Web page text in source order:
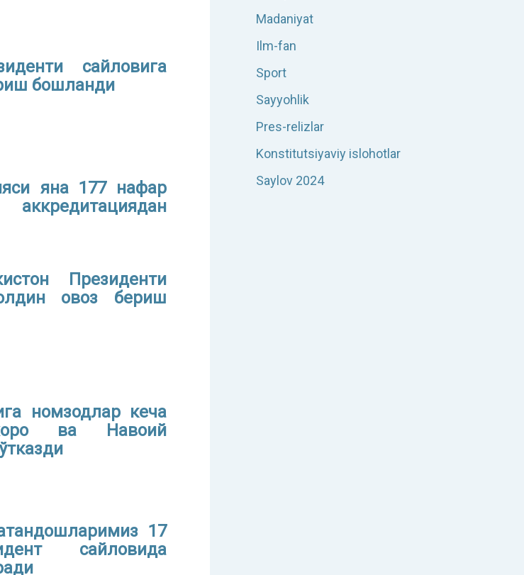
сайловига
бошланди
яна 177 нафар
Президенти
овоз бериш
номзодлар кеча
ва Навоий
17
сайловида
Madaniyat
Ilm-fan
Sport
Sayyohlik
Pres-relizlar
Konstitutsiyaviy islohotlar
Saylov 2024